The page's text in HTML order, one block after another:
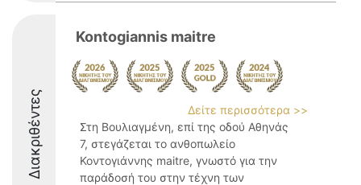
Διακριθέντες
Kontogiannis maitre
Δείτε περισσότερα >>
Στη Βουλιαγμένη, επί της οδού Αθηνάς
7, στεγάζεται το ανθοπωλείο
Κοντογιάννης maitre, γνωστό για την
παράδοσή του στην τέχνη των